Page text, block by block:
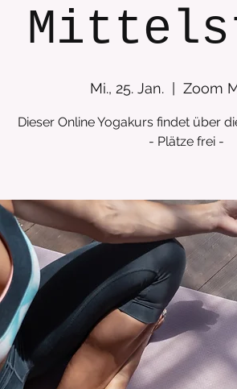
Mi., 25. Jan.
  |
Zoom
Dieser Online Yogakurs findet über